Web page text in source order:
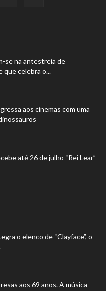
se na antestreia de
que celebra o...
aos cinemas com uma
até 26 de julho “Rei Lear”
o elenco de “Clayface”, o
aos 69 anos. A música